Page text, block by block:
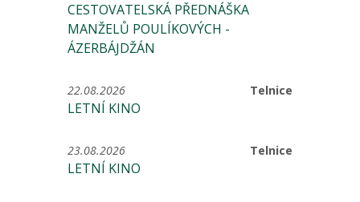
CESTOVATELSKÁ PŘEDNÁŠKA
MANŽELŮ POULÍKOVÝCH -
ÁZERBÁJDŽÁN
Telnice
22.08.2026
LETNÍ KINO
Telnice
23.08.2026
LETNÍ KINO